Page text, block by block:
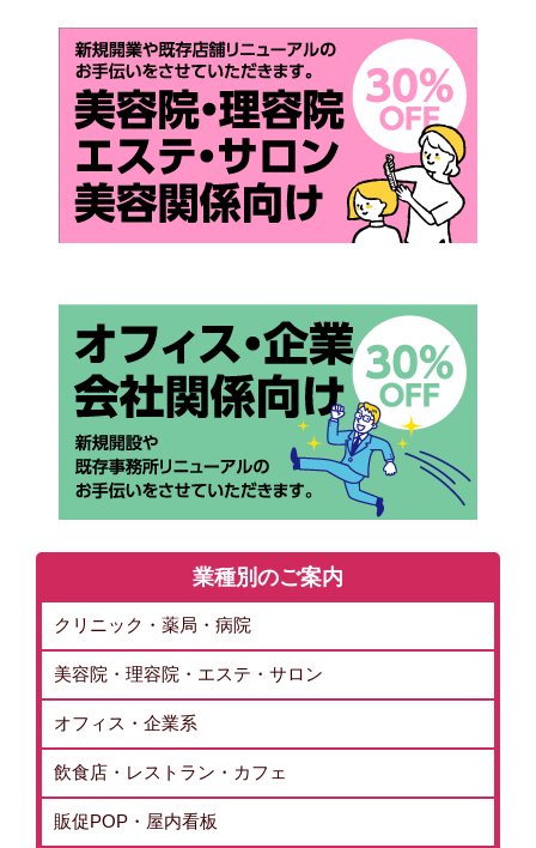
業種別のご案内
クリニック・薬局・病院
美容院・理容院・エステ・サロン
オフィス・企業系
飲食店・レストラン・カフェ
販促POP・屋内看板